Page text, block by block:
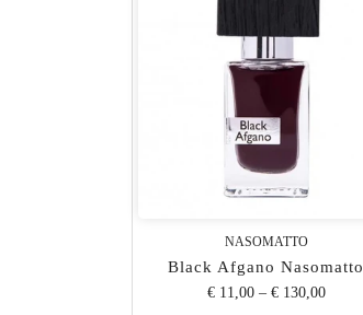
NASOMATTO
Black Afgano Nasomatto
€ 11,00 – € 130,00